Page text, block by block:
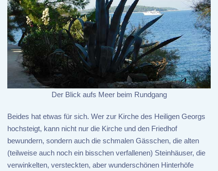
Der Blick aufs Meer beim Rundgang
Beides hat etwas für sich. Wer zur Kirche des Heiligen Georgs
hochsteigt, kann nicht nur die Kirche und den Friedhof
bewundern, sondern auch die schmalen Gässchen, die alten
(teilweise auch noch ein bisschen verfallenen) Steinhäuser, die
verwinkelten, versteckten, aber wunderschönen Hinterhöfe